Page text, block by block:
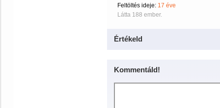
Feltöltés ideje: 17 éve
Látta 188 ember.
Értékeld
Kommentáld!